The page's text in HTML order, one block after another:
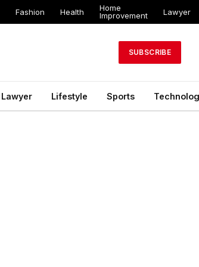
Fashion Health
Home
Improvement
Lawyer
SUBSCRIBE
Lawyer Lifestyle Sports